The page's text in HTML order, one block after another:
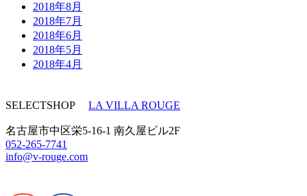
2018年8月
2018年7月
2018年6月
2018年5月
2018年4月
SELECTSHOP LA VILLA ROUGE
名古屋市中区栄5-16-1 南久屋ビル2F
052-265-7741
info@v-rouge.com